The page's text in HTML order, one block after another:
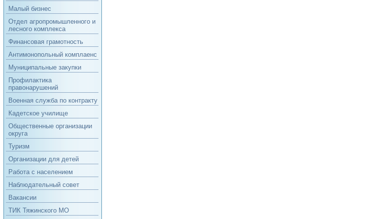
Малый бизнес
Отдел агропромышленного и
лесного комплекса
Финансовая грамотность
Антимонопольный комплаенс
Муниципальные закупки
Профилактика
правонарушений
Военная служба по контракту
Кадетское училище
Общественные организации
округа
Туризм
Организации для детей
Работа с населением
Наблюдательный совет
Вакансии
ТИК Тяжинского МО